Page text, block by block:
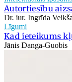
Autortiesību
Dr. iur. Ingrīda Veikša
Līgumi
Kad ieteikums
Jānis Danga-Guobis